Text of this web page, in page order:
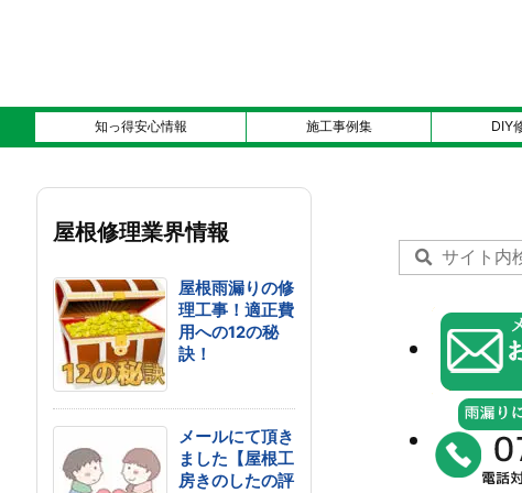
知っ得安心情報 施工事例集 DIY
屋根修理業界情報
屋根雨漏りの修
理工事！適正費
用への12の秘
訣！
メールにて頂き
ました【屋根工
房きのしたの評